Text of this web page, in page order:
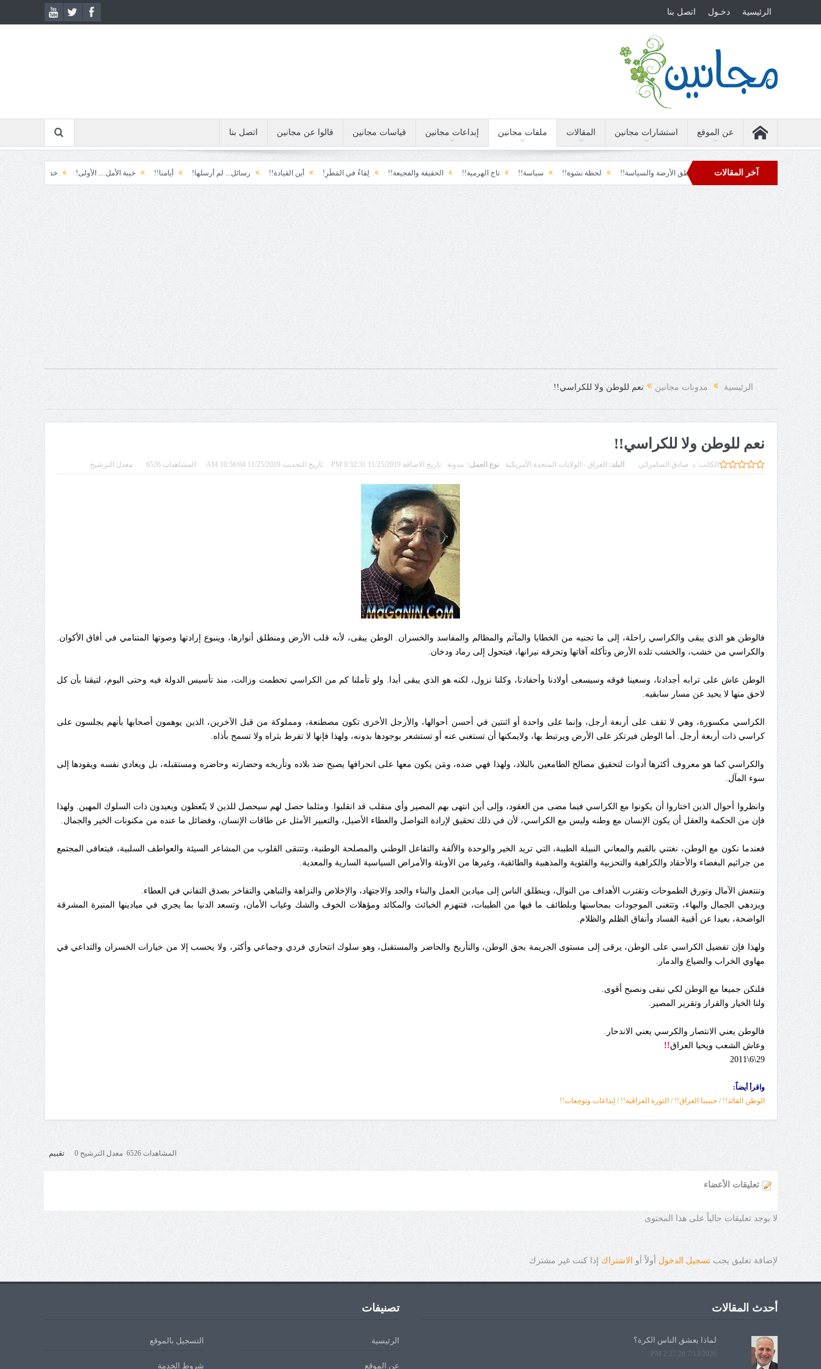
الرئيسية دخـول اتصل بنا
عن الموقع استشارات مجانين المقالات ملفات مجانين إبداعات مجانين قياسات مجانين قالوا عن مجانين اتصل بنا
آخر المقالاترزقٌ من يستكثره؟! منطق الأرضة والسياسة!! لحظة نشوة!! سياسة!! تاج الهرمية!! الحقيقة والفجيعة!! لِقاءُ في المَطَرِ! أين القيادة!! رسائل... لم أرسلها! أيامنا!! خيبة الأمل.... الأولى! خذ وطالب قطار
الدهشة!
الرئيسية مدونات مجانين نعم للوطن ولا للكراسي!!
نعم للوطن ولا للكراسي!!
الكاتب:د. صادق السامرائي البلد: العراق - الولايات المتحدة الأمريكية نوع العمل:مدونة تاريخ الاضافة 11/25/2019 9:32:31 PM تاريخ التحديث 11/25/2019 10:56:04 AM المشاهدات 6526 معدل الترشيح
فالوطن هو الذي يبقى والكراسي راحلة، إلى ما تجنيه من الخطايا والمآثم والمظالم والمفاسد والخسران. الوطن يبقى، لأنه قلب الأرض ومنطلق أنوارها، وينبوع إرادتها وصوتها المتنامي في أفاق الأكوان.
والكراسي من خشب، والخشب تلده الأرض وتأكله آفاتها وتحرقه نيرانها، فيتحول إلى رماد ودخان.
الوطن عاش على ترابه أجدادنا، وسعينا فوقه وسيسعى أولادنا وأحفادنا، وكلنا نزول، لكنه هو الذي يبقى أبدا. ولو تأملنا كم من الكراسي تحطمت وزالت، منذ تأسيس الدولة فيه وحتى اليوم، لتيقنا بأن كل
لاحق منها لا يحيد عن مسار سابقيه.
الكراسي مكسورة، وهي لا تقف على أربعة أرجل، وإنما على واحدة أو اثنتين في أحسن أحوالها، والأرجل الأخرى تكون مصطنعة، ومملوكة من قبل الآخرين، الذين يوهمون أصحابها بأنهم يجلسون على
كراسي ذات أربعة أرجل. أما الوطن فيرتكز على الأرض ويرتبط بها، ولايمكنها أن تستغني عنه أو تستشعر بوجودها بدونه، ولهذا فإنها لا تفرط بثراه ولا تسمح بأذاه.
والكراسي كما هو معروف أكثرها أدوات لتحقيق مصالح الطامعين بالبلاد، ولهذا فهي ضده، ومَن يكون معها على انحرافها يصبح ضد بلاده وتأريخه وحضارته وحاضره ومستقبله، بل ويعادي نفسه ويقودها إلى
سوء المآل.
وانظروا أحوال الذين اختاروا أن يكونوا مع الكراسي فيما مضى من العقود، وإلى أين انتهى بهم المصير وأي منقلب قد انقلبوا. ومثلما حصل لهم سيحصل للذين لا يتّعظون ويعيدون ذات السلوك المهين. ولهذا
فإن من الحكمة والعقل أن يكون الإنسان مع وطنه وليس مع الكراسي، لأن في ذلك تحقيق لإرادة التواصل والعطاء الأصيل، والتعبير الأمثل عن طاقات الإنسان، وفضائل ما عنده من مكنونات الخير والجمال.
فعندما نكون مع الوطن، نغتني بالقيم والمعاني النبيلة الطيبة، التي تريد الخير والوحدة والألفة والتفاعل الوطني والمصلحة الوطنية، وتتنقى القلوب من المشاعر السيئة والعواطف السلبية، فيتعافى المجتمع
من جراثيم البغضاء والأحقاد والكراهية والتحزبية والفئوية والمذهبية والطائفية، وغيرها من الأوبئة والأمراض السياسية السارية والمعدية.
وتنتعش الآمال وتورق الطموحات وتقترب الأهداف من النوال، وينطلق الناس إلى ميادين العمل والبناء والجد والاجتهاد، والإخلاص والنزاهة والتباهي والتفاخر بصدق التفاني في العطاء.
ويزدهي الجمال والبهاء، وتتغنى الموجودات بمحاسنها وبلطائف ما فيها من الطيبات، فتنهزم الخبائث والمكائد ومؤهلات الخوف والشك وغياب الأمان، وتسعد الدنيا بما يجري في ميادينها المنيرة المشرقة
الواضحة، بعيدا عن أقبية الفساد وأنفاق الظلم والظلام.
ولهذا فإن تفضيل الكراسي على الوطن، يرقى إلى مستوى الجريمة بحق الوطن، والتأريخ والحاضر والمستقبل، وهو سلوك انتحاري فردي وجماعي وأكثر، ولا يحسب إلا من خيارات الخسران والتداعي في
مهاوي الخراب والضياع والدمار.
فلنكن جميعا مع الوطن لكي نبقى ونصبح أقوى.
ولنا الخيار والقرار وتقرير المصير.
فالوطن يعني الانتصار والكرسي يعني الاندحار.
وعاش الشعب ويحيا العراق!!
29\6\2011
واقرأ أيضاً:
الوطن القائد!! / حبيبنا العراق!! / الثورة العراقية!! / إبداعات وتوجعات!!
المشاهدات 6526 معدل الترشيح 0 تقييم
تعليقات الأعضاء
لا يوجد تعليقات حالياً على هذا المحتوى
لإضافة تعليق يجبتسجيل الدخول أولاً أو الاشتراك إذا كنت غير مشترك
أحدث المقالات
لماذا يعشق الناس الكرة؟
7/13/2026 2:27:26 PM
تصنيفات
الرئيسية التسجيل بالموقع
عن الموقع شروط الخدمة